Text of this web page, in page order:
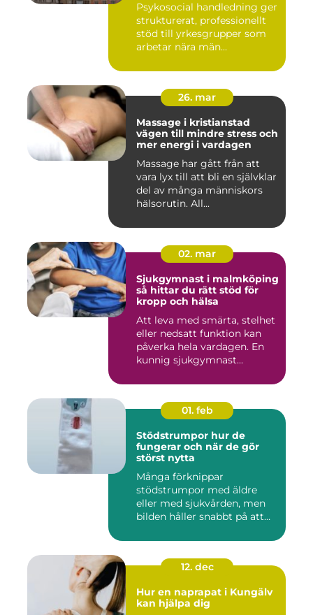
Psykosocial handledning ger
strukturerat, professionellt
stöd till yrkesgrupper som
arbetar nära män...
26. mar
Massage i kristianstad
vägen till mindre stress och
mer energi i vardagen
Massage har gått från att
vara lyx till att bli en självklar
del av många människors
hälsorutin. All...
02. mar
Sjukgymnast i malmköping
så hittar du rätt stöd för
kropp och hälsa
Att leva med smärta, stelhet
eller nedsatt funktion kan
påverka hela vardagen. En
kunnig sjukgymnast...
01. feb
Stödstrumpor hur de
fungerar och när de gör
störst nytta
Många förknippar
stödstrumpor med äldre
eller med sjukvården, men
bilden håller snabbt på att
12. dec
Hur en naprapat i Kungälv
kan hjälpa dig